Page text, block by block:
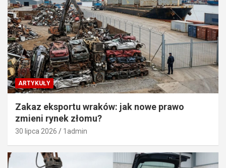
ARTYKUŁY
Zakaz eksportu wraków: jak nowe prawo
zmieni rynek złomu?
30 lipca 2026 1admin